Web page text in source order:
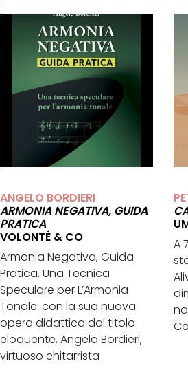
ANGELO BORDIERI
ARMONIA NEGATIVA, GUIDA
PRATICA
VOLONTÉ & CO
Armonia Negativa, Guida
Pratica. Una Tecnica
Speculare per L’Armonia
Tonale: con la sua nuova
opera didattica dal titolo
eloquente, Angelo Bordieri,
virtuoso chitarrista
A